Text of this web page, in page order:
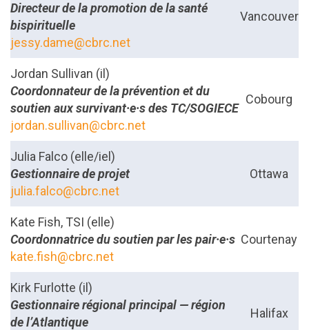
Directeur de la promotion de la santé
bispirituelle
jessy.dame@cbrc.net
Vancouver
Jordan Sullivan (il)
Coordonnateur de la prévention et du
soutien aux survivant·e·s des TC/SOGIECE
jordan.sullivan@cbrc.net
Cobourg
Julia Falco (elle/iel)
Gestionnaire de projet
julia.falco@cbrc.net
Ottawa
Kate Fish, TSI (elle)
Coordonnatrice du soutien par lespair·e·s
kate.fish@cbrc.net
Courtenay
Kirk Furlotte (il)
Gestionnaire régional principal — région
de l’Atlantique
Halifax